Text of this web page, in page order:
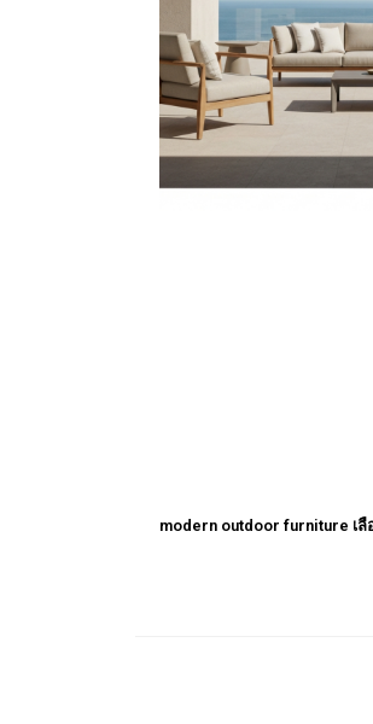
modern outdoor furniture เลื